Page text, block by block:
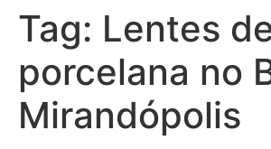
Tag: Lentes
porcelana no
Mirandópolis